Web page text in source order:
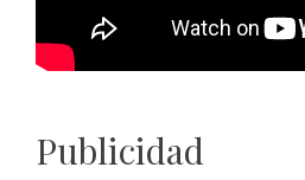
Publicidad